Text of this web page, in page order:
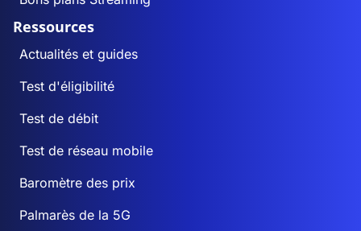
Ressources
Actualités et guides
Test d'éligibilité
Test de débit
Test de réseau mobile
Baromètre des prix
Palmarès de la 5G